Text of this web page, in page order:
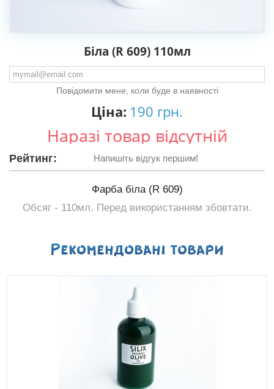
Біла (R 609) 110мл
Повідомити мене, коли буде в наявності
Ціна: 190 грн.
Наразі товар відсутній
Рейтинг: Напишіть відгук першим!
Фарба біла (R 609)
Обсяг - 110мл. Перед використанням збовтати.
Рекомендованi товари